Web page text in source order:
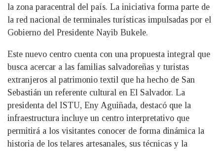
la zona paracentral del país. La iniciativa forma parte de
la red nacional de terminales turísticas impulsadas por el
Gobierno del Presidente Nayib Bukele.
Este nuevo centro cuenta con una propuesta integral que
busca acercar a las familias salvadoreñas y turistas
extranjeros al patrimonio textil que ha hecho de San
Sebastián un referente cultural en El Salvador. La
presidenta del ISTU, Eny Aguiñada, destacó que la
infraestructura incluye un centro interpretativo que
permitirá a los visitantes conocer de forma dinámica la
historia de los telares artesanales, sus técnicas y la